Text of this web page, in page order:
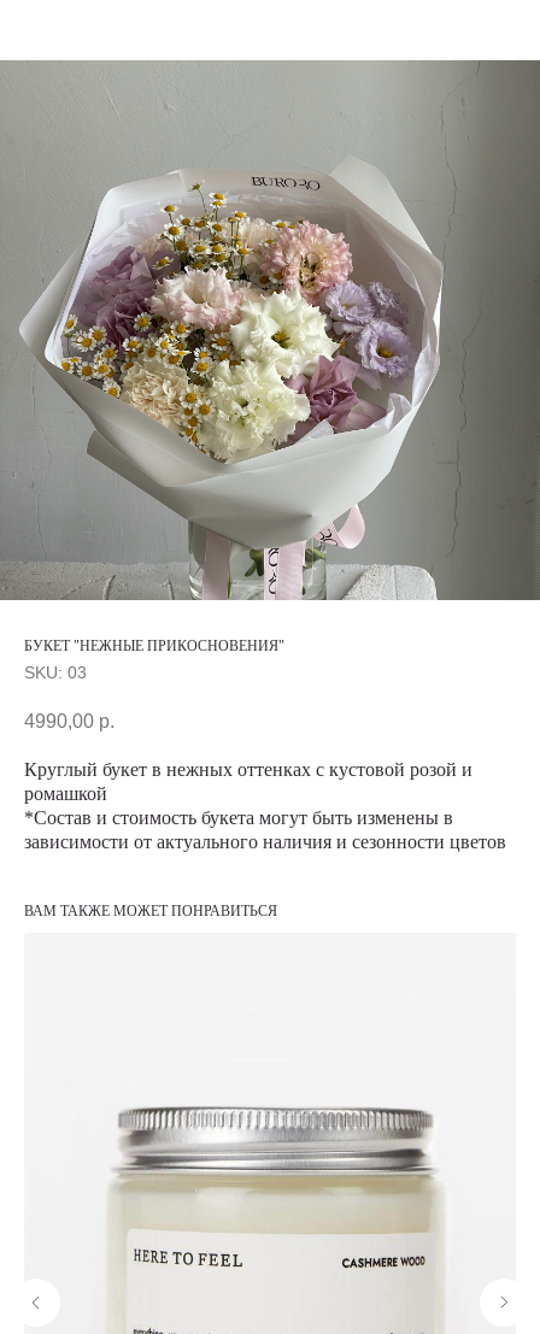
БУКЕТ "НЕЖНЫЕ ПРИКОСНОВЕНИЯ"
SKU: 03
4990,00 р.
Круглый букет в нежных оттенках с кустовой розой и
ромашкой
*Состав и стоимость букета могут быть изменены в
зависимости от актуального наличия и сезонности цветов
ВАМ ТАКЖЕ МОЖЕТ ПОНРАВИТЬСЯ